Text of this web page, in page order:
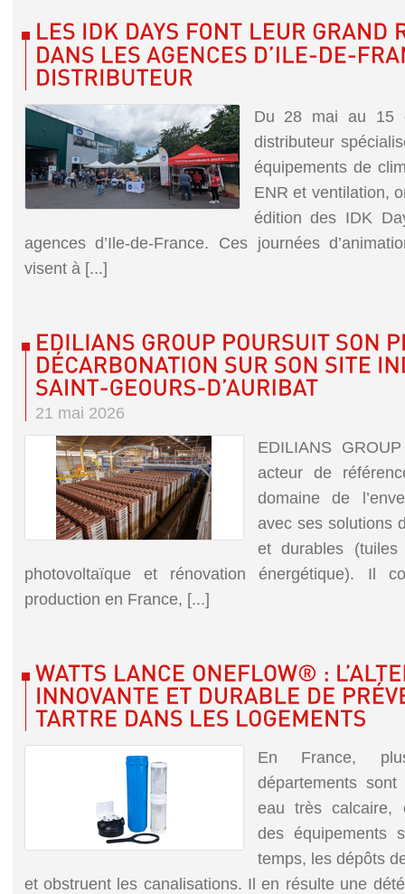
Du 28 mai au 15
distributeur
équipements de
ENR et ventilation,
édition des IDK
agences d’Ile-de-France. Ces journées
visent à [...]
21 mai 2026
EDILIANS
acteur de
domaine de
avec ses solutions
et durables
photovoltaïque et rénovation énergétique). Il
production en France, [...]
En France,
départements
eau très calcaire,
des équipements
temps, les dépôts
et obstruent les canalisations. Il en résulte une